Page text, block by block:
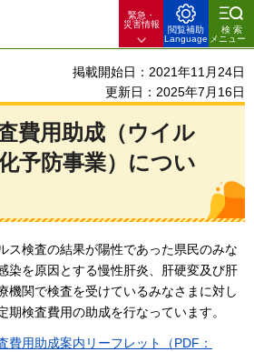
緊急・
災害情報
閲覧補助
Language
検索
メニュー
掲載開始日：2021年11月24日
更新日：2025年7月16日
費用助成（ウイル
予防事業）につい
ス検査の結果が陽性であった県民のみな
染を原因とする慢性肝炎、肝硬変及び肝
機関で検査を受けているみなさまに対し
期検査費用の助成を行なっています。
費用助成案内リーフレット（PDF：